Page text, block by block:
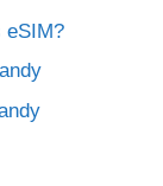
eSIM?